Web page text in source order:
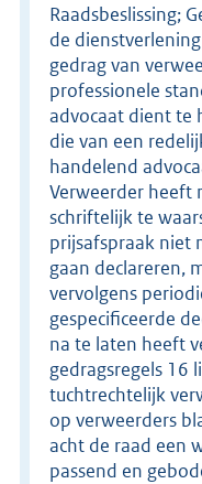
Raadsbeslissing;
de
gedrag van
professionele
advocaat dient te
die van een
handelend
Verweerder heeft
schriftelijk te
prijsafspraak niet
gaan declareren,
vervolgens
gespecificeerde
na te laten heeft
gedragsregels 16
tuchtrechtelijk
op verweerders
acht de raad een
passend en